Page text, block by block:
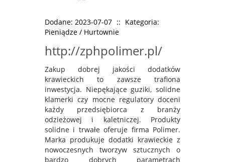
Dodane: 2023-07-07 :: Kategoria:
Pieniądze / Hurtownie
http://zphpolimer.pl/
Zakup dobrej jakości dodatków
krawieckich to zawsze trafiona
inwestycja. Niepękające guziki, solidne
klamerki czy mocne regulatory doceni
każdy przedsiębiorca z branży
odzieżowej i kaletniczej. Produkty
solidne i trwałe oferuje firma Polimer.
Marka produkuje dodatki krawieckie z
nowoczesnych tworzyw sztucznych o
bardzo dobrych parametrach